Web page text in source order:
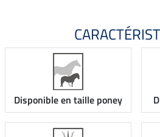
Disponible en taille poney